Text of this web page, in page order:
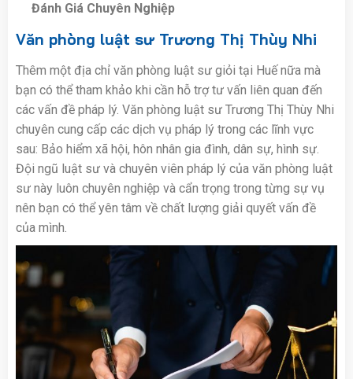
Đánh Giá Chuyên Nghiệp
Văn phòng luật sư Trương Thị Thùy Nhi
Thêm một địa chỉ văn phòng luật sư giỏi tại Huế nữa mà
bạn có thể tham khảo khi cần hỗ trợ tư vấn liên quan đến
các vấn đề pháp lý. Văn phòng luật sư Trương Thị Thùy Nhi
chuyên cung cấp các dịch vụ pháp lý trong các lĩnh vực
sau: Bảo hiểm xã hội, hôn nhân gia đình, dân sự, hình sự.
Đội ngũ luật sư và chuyên viên pháp lý của văn phòng luật
sư này luôn chuyên nghiệp và cẩn trọng trong từng sự vụ
nên bạn có thể yên tâm về chất lượng giải quyết vấn đề
của mình.